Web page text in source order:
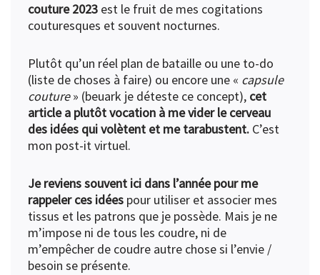
couture 2023 est le fruit de mes cogitations
couturesques et souvent nocturnes.
Plutôt qu’un réel plan de bataille ou une to-do
(liste de choses à faire) ou encore une « capsule
couture» (beuark je déteste ce concept), cet
article a plutôt vocation à me vider le cerveau
des idées qui volètent et me tarabustent. C’est
mon post-it virtuel.
Je reviens souvent ici dans l’année pour me
rappeler ces idées pour utiliser et associer mes
tissus et les patrons que je possède. Mais je ne
m’impose ni de tous les coudre, ni de
m’empêcher de coudre autre chose si l’envie /
besoin se présente.